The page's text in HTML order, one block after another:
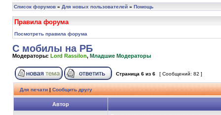
Список форумов » Для новых пользователей » Помощь
Правила форума
Посмотреть правила форума
С мобилы на РБ
Модераторы: Lord Rassilon, Младшие Модераторы
Страница 6 из 6 [ Сообщений: 82 ]
Для печати|Сообщить другу
Автор